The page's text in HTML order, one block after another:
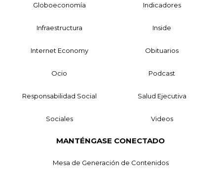
Globoeconomía Indicadores
Infraestructura Inside
Internet Economy Obituarios
Ocio Podcast
Responsabilidad Social Salud Ejecutiva
Sociales Videos
MANTÉNGASE CONECTADO
Mesa de Generación de Contenidos